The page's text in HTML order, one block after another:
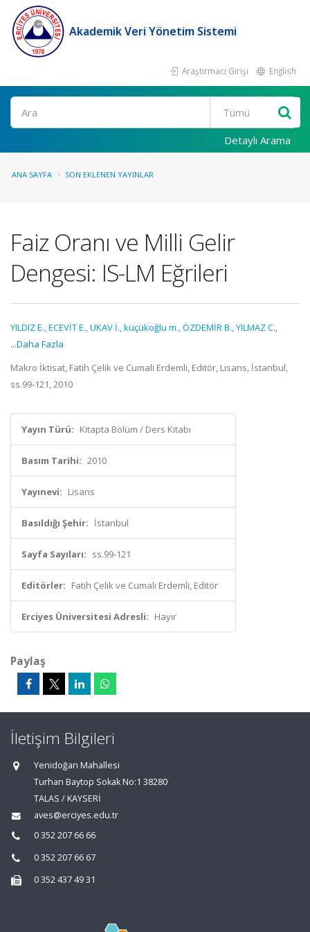
Akademik Veri Yönetim Sistemi
Araştırmacı Girişi English
Ara
Detaylı Arama
ANA SAYFA SON EKLENEN YAYINLAR
Faiz Oranı ve Milli Gelir
Dengesi: IS-LM Eğrileri
YILDIZ E.,ECEVİT E.,UKAV İ.,küçükoğlu m.,ÖZDEMİR B.,YILMAZ C.,
...Daha Fazla
Makro İktisat, Fatih Çelik ve Cumali Erdemli, Editör, Lisans, İstanbul,
ss.99-121, 2010
Yayın Türü: Kitapta Bölüm / Ders Kitabı
Basım Tarihi: 2010
Yayınevi: Lisans
Basıldığı Şehir: İstanbul
Sayfa Sayıları: ss.99-121
Editörler: Fatih Çelik ve Cumali Erdemli, Editör
Erciyes Üniversitesi Adresli: Hayır
Paylaş
İletişim Bilgileri
Yenidoğan Mahallesi
Turhan Baytop Sokak No:1 38280
TALAS / KAYSERİ
aves@erciyes.edu.tr
0 352 207 66 66
0 352 207 66 67
0 352 437 49 31